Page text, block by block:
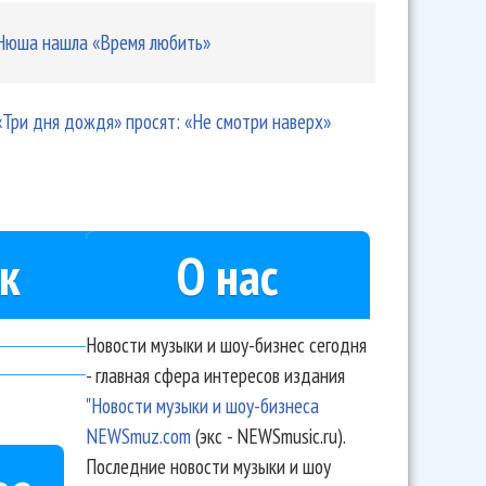
нашла «Время любить»
дня дождя» просят: «Не смотри наверх»
О нас
Новости музыки и шоу-бизнес сегодня
- главная сфера интересов издания
"Новости музыки и шоу-бизнеса
NEWSmuz.com(экс - NEWSmusic.ru).
Последние новости музыки и шоу